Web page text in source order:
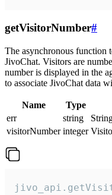
getVisitorNumber#
The asynchronous function
JivoChat. Visitors are
number is displayed in the
to associate JivoChat data
Name Type
err
string
visitorNumber integer